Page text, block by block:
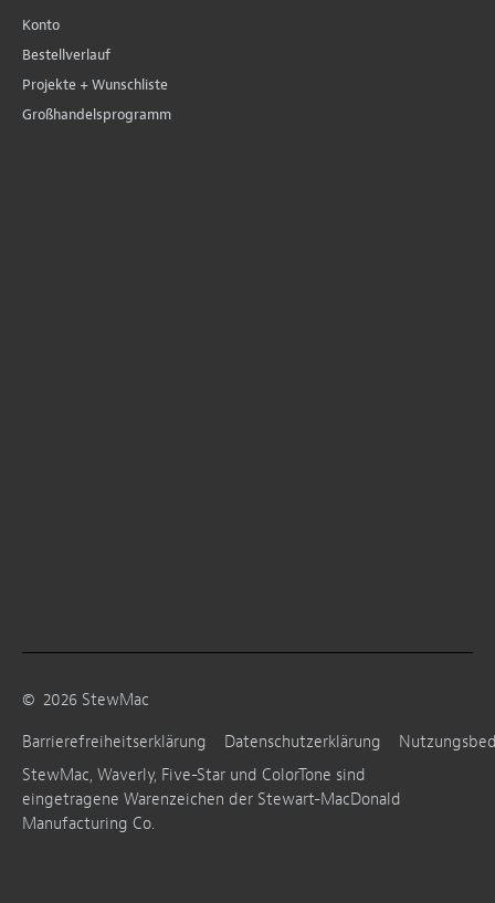
Konto
Bestellverlauf
Projekte + Wunschliste
Großhandelsprogramm
© 2026 StewMac
Barrierefreiheitserklärung
Datenschutzerklärung
StewMac, Waverly, Five-Star und ColorTone sind
eingetragene Warenzeichen der Stewart-MacDonald
Manufacturing Co.